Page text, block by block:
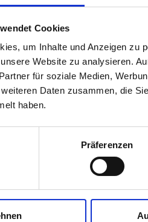
Cookies
um Inhalte und Anzeigen zu
Website zu analysieren.
für soziale Medien,
Daten zusammen, die
haben.
Präferenzen
most of the work is
Each step feeds the next,
mehrstufige
konnte einen Workflow, der
Anstieg der organischen
am Anfang. Wir werden in
KI-Agenten mit